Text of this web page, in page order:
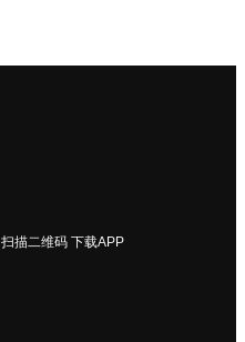
扫描二维码 下载APP